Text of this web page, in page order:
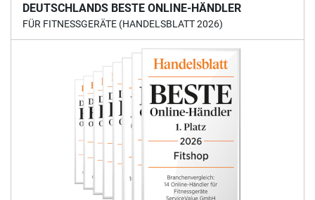
DEUTSCHLANDS BESTE ONLINE-HÄNDLER
FÜR FITNESSGERÄTE (HANDELSBLATT 2026)